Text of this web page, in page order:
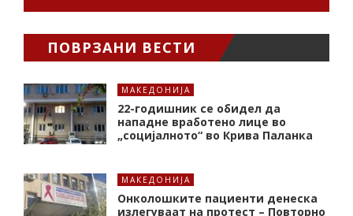
ПОВРЗАНИ ВЕСТИ
МАКЕДОНИЈА
22-годишник се обидел да
нападне вработено лице во
„социјалното“ во Крива Паланка
МАКЕДОНИЈА
Онколошките пациенти денеска
излегуваат на протест – Повторно